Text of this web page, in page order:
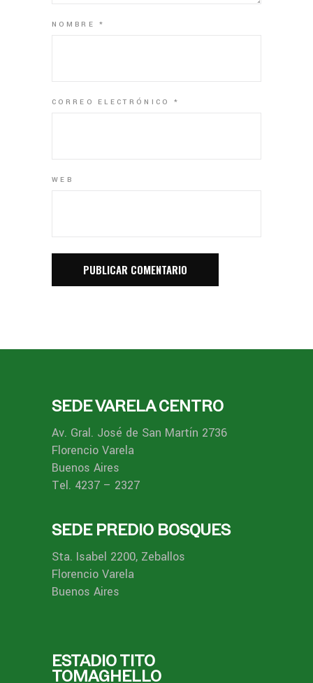
NOMBRE*
CORREO ELECTRÓNICO *
WEB
SEDE VARELA CENTRO
Av. Gral. José de San Martín 2736
Florencio Varela
Buenos Aires
Tel. 4237 – 2327
SEDE PREDIO BOSQUES
Sta. Isabel 2200, Zeballos
Florencio Varela
Buenos Aires
ESTADIO TITO
TOMAGHELLO